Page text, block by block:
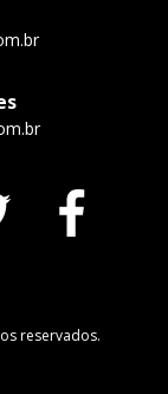
reservados.